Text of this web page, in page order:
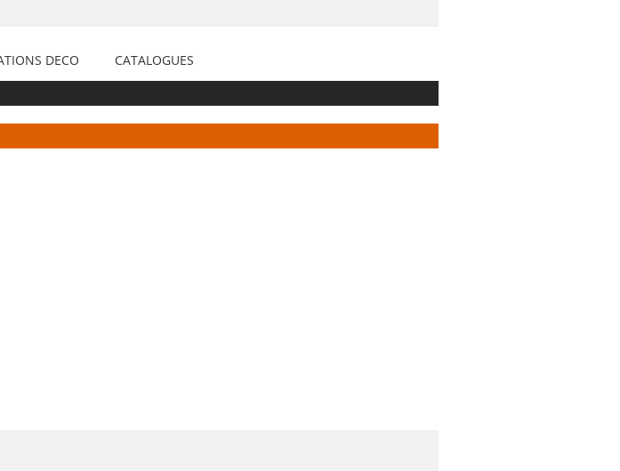
DECO CATALOGUES